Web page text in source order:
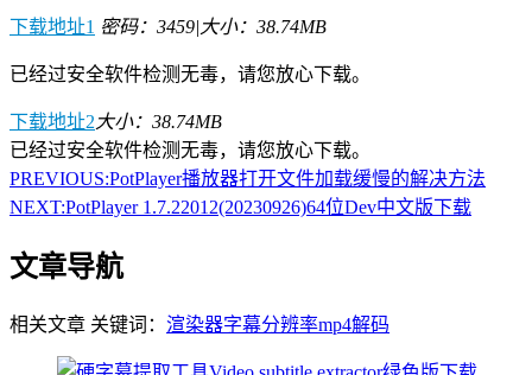
下载地址1 密码：3459| 大小：38.74MB
已经过安全软件检测无毒，请您放心下载。
下载地址2 大小：38.74MB
已经过安全软件检测无毒，请您放心下载。
PREVIOUS:PotPlayer播放器打开文件加载缓慢的解决方法
NEXT:PotPlayer 1.7.22012(20230926)64位Dev中文版下载
文章导航
相关文章 关键词： 渲染器字幕分辨率mp4解码